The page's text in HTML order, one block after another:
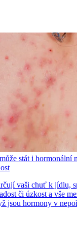
stát i hormonální
vaši chuť k jídlu,
či úzkost a vše
jsou hormony v